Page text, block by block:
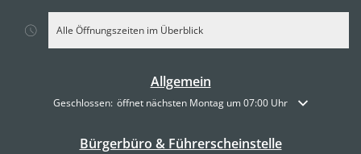
Alle Öffnungszeiten im Überblick
Allgemein
Klicken, um weitere Öffnungs- oder Schließzeiten auszublenden
Geschlossen: öffnet nächsten Montag um 07:00 Uhr
Bürgerbüro & Führerscheinstelle